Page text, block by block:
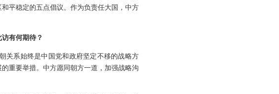
平稳定的五点倡议。作为负责任大国，中方
有何期待？
关系始终是中国党和政府坚定不移的战略方
重要举措。中方愿同朝方一道，加强战略沟